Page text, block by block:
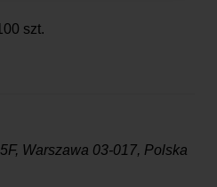
szt.
Warszawa 03-017, Polska